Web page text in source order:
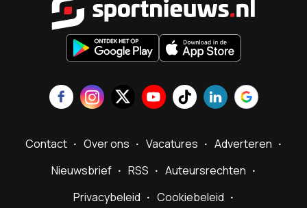
Contact Over ons Vacatures
Adverteren
Nieuwsbrief
RSS
Auteursrechten
Privacybeleid
Cookiebeleid